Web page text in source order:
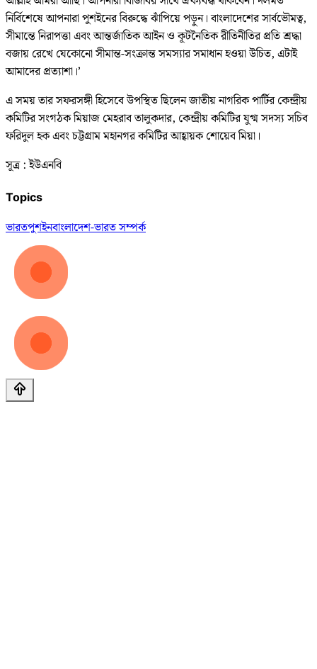
নির্বিশেষে আপনারা পুশইনের বিরুদ্ধে ঝাঁপিয়ে পড়ুন। বাংলাদেশের সার্বভৌমত্ব,
সীমান্তে নিরাপত্তা এবং আন্তর্জাতিক আইন ও কূটনৈতিক রীতিনীতির প্রতি শ্রদ্ধা
বজায় রেখে যেকোনো সীমান্ত-সংক্রান্ত সমস্যার সমাধান হওয়া উচিত, এটাই
আমাদের প্রত্যাশা।’
এ সময় তার সফরসঙ্গী হিসেবে উপস্থিত ছিলেন জাতীয় নাগরিক পার্টির কেন্দ্রীয়
কমিটির সংগঠক মিয়াজ মেহরাব তালুকদার, কেন্দ্রীয় কমিটির যুগ্ম সদস্য সচিব
ফরিদুল হক এবং চট্টগ্রাম মহানগর কমিটির আহ্বায়ক শোয়েব মিয়া।
সূত্র : ইউএনবি
Topics
ভারতপুশইনবাংলাদেশ-ভারত সম্পর্ক